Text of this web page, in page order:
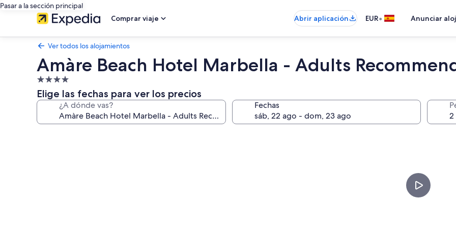
Pasar a la sección principal
Comprar viaje
Abrir aplicación EUR• Anunciar
Ver todos los alojamientos
Amàre Beach Hotel Marbella - Adults
Alojamiento
de
4.0 estrellas
Elige las fechas para ver los precios
¿A dónde vas? Fechas